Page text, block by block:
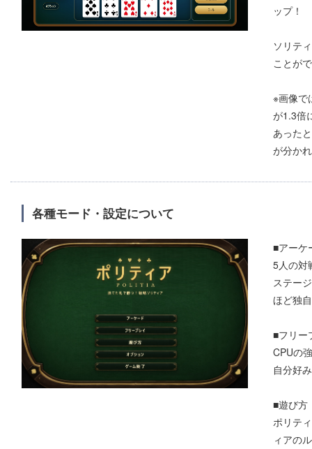
ップ！
ソリテ
ことが
※画像で
が1.3倍
あった
が分か
各種モード・設定について
■アーケ
5人の対
ステー
ほど独
■フリー
CPUの
自分好
■遊び方
ポリテ
ィアの